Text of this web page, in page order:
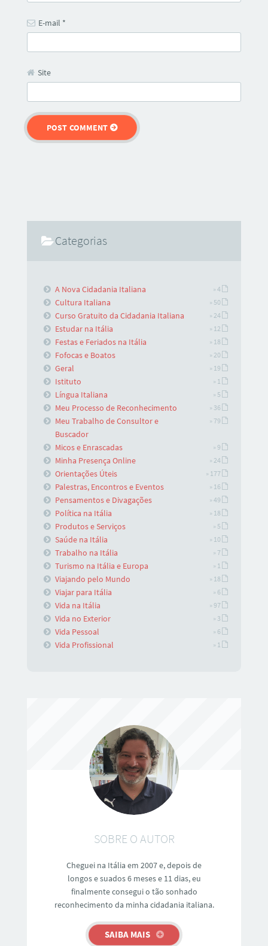
E-mail *
Site
Categorias
A Nova Cidadania Italiana » 4
Cultura Italiana » 50
Curso Gratuito da Cidadania Italiana » 24
Estudar na Itália » 12
Festas e Feriados na Itália » 18
Fofocas e Boatos » 20
Geral » 19
Istituto » 1
Língua Italiana » 5
Meu Processo de Reconhecimento » 36
Meu Trabalho de Consultor e
Buscador
» 79
Micos e Enrascadas » 9
Minha Presença Online » 24
Orientações Úteis » 177
Palestras, Encontros e Eventos » 16
Pensamentos e Divagações » 49
Política na Itália » 18
Produtos e Serviços » 5
Saúde na Itália » 10
Trabalho na Itália » 7
Turismo na Itália e Europa » 1
Viajando pelo Mundo » 18
Viajar para Itália » 6
Vida na Itália » 97
Vida no Exterior » 3
Vida Pessoal » 6
Vida Profissional » 1
SOBRE O AUTOR
Cheguei na Itália em 2007 e, depois de
longos e suados 6 meses e 11 dias, eu
finalmente consegui o tão sonhado
reconhecimento da minha cidadania italiana.
SAIBA MAIS